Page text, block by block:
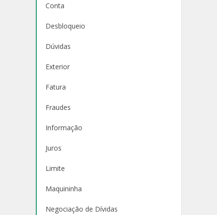
Conta
Desbloqueio
Dúvidas
Exterior
Fatura
Fraudes
Informação
Juros
Limite
Maquininha
Negociação de Dívidas